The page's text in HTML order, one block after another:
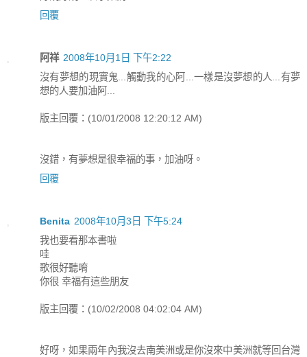
回覆
阿祥 2008年10月1日 下午2:22
沒有夢想的現實鬼...觸動我的心阿...一樣是沒夢想的人...有夢
想的人要加油阿...
版主回覆：(10/01/2008 12:20:12 AM)
沒錯，有夢想是很幸福的事，加油呀。
回覆
Benita 2008年10月3日 下午5:24
我也要看那本書啦
哇
歌很好聽唷
你很 幸福有這些朋友
版主回覆：(10/02/2008 04:02:04 AM)
好呀，如果兩年內我沒去南美洲或是你沒來中美洲就等回台灣